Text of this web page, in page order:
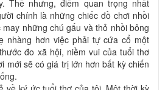
Thế nhưng, điểm quan trọng nhất
chính là những chiếc đồ chơi nhồi
những chú gấu và thỏ nhồi bông
nhàng hơn việc phải tự cứa cổ một
đo xã hội, niềm vui của tuổi thơ
mới sẽ có giá trị lớn hơn bất kỳ chiến